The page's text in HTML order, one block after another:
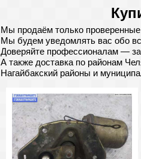
Мы продаём только
Мы будем уведомлять вас обо
Доверяйте профессионалам —
А также доставка по районам
Нагайбакский районы и